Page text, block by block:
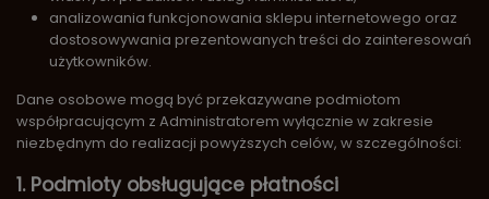
analizowania funkcjonowania sklepu internetowego oraz
dostosowywania prezentowanych treści do zainteresowań
użytkowników.
Dane osobowe mogą być przekazywane podmiotom
współpracującym z Administratorem wyłącznie w zakresie
niezbędnym do realizacji powyższych celów, w szczególności:
1. Podmioty obsługujące płatności